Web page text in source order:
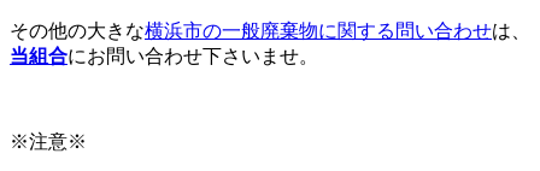
その他の大きな横浜市の一般廃棄物に関する問い合わせは、
当組合にお問い合わせ下さいませ。
※注意※